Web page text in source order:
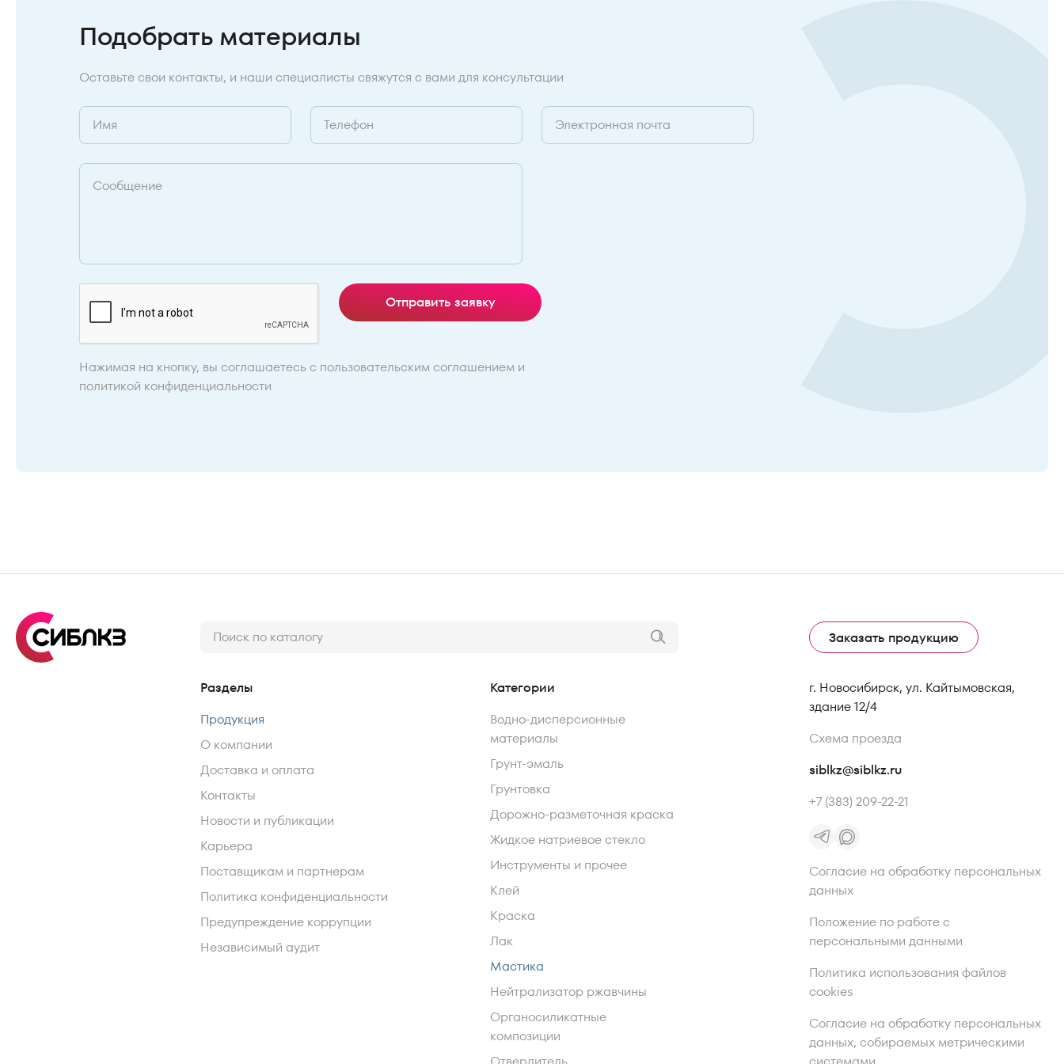
Подобрать материалы
Оставьте свои контакты, и наши специалисты свяжутся с вами для консультации
Отправить заявку
Нажимая на кнопку, вы соглашаетесь с пользовательским соглашением и
политикой конфиденциальности
Разделы
Продукция
О компании
Доставка и оплата
Контакты
Новости и публикации
Карьера
Поставщикам и партнерам
Политика конфиденциальности
Предупреждение коррупции
Независимый аудит
Категории
Водно-дисперсионные
материалы
Грунт-эмаль
Грунтовка
Дорожно-разметочная краска
Жидкое натриевое стекло
Инструменты и прочее
Клей
Краска
Лак
Мастика
Нейтрализатор ржавчины
Органосиликатные
композиции
Заказать продукцию
г. Новосибирск, ул. Кайтымовская,
здание 12/4
Схема проезда
siblkz@siblkz.ru
+7 (383) 209-22-21
Согласие на обработку персональных
данных
Положение по работе с
персональными данными
Политика использования файлов
cookies
Согласие на обработку персональных
данных, собираемых метрическими